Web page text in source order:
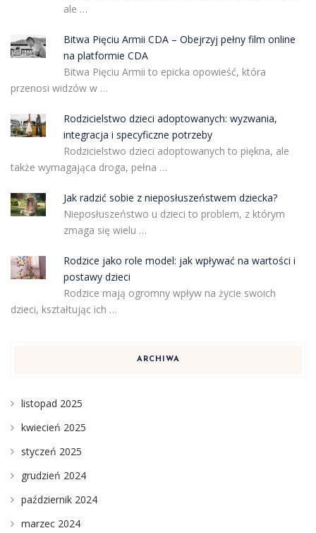
ale …
Bitwa Pięciu Armii CDA – Obejrzyj pełny film online
na platformie CDA
Bitwa Pięciu Armii to epicka opowieść, która
przenosi widzów w …
Rodzicielstwo dzieci adoptowanych: wyzwania,
integracja i specyficzne potrzeby
Rodzicielstwo dzieci adoptowanych to piękna, ale
także wymagająca droga, pełna …
Jak radzić sobie z nieposłuszeństwem dziecka?
Nieposłuszeństwo u dzieci to problem, z którym
zmaga się wielu …
Rodzice jako role model: jak wpływać na wartości i
postawy dzieci
Rodzice mają ogromny wpływ na życie swoich
dzieci, kształtując ich …
ARCHIWA
listopad 2025
kwiecień 2025
styczeń 2025
grudzień 2024
październik 2024
marzec 2024